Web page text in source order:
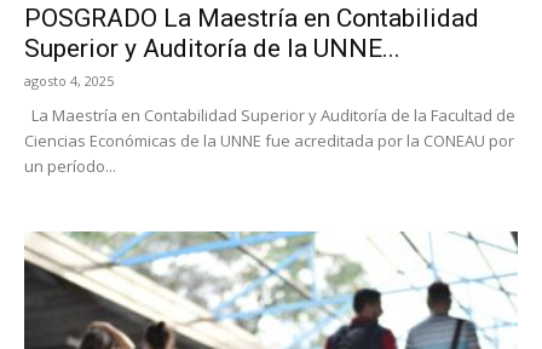
POSGRADO La Maestría en Contabilidad
Superior y Auditoría de la UNNE...
agosto 4, 2025
La Maestría en Contabilidad Superior y Auditoría de la Facultad de
Ciencias Económicas de la UNNE fue acreditada por la CONEAU por
un período...